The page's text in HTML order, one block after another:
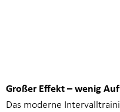
Großer Effekt – wenig
Das moderne